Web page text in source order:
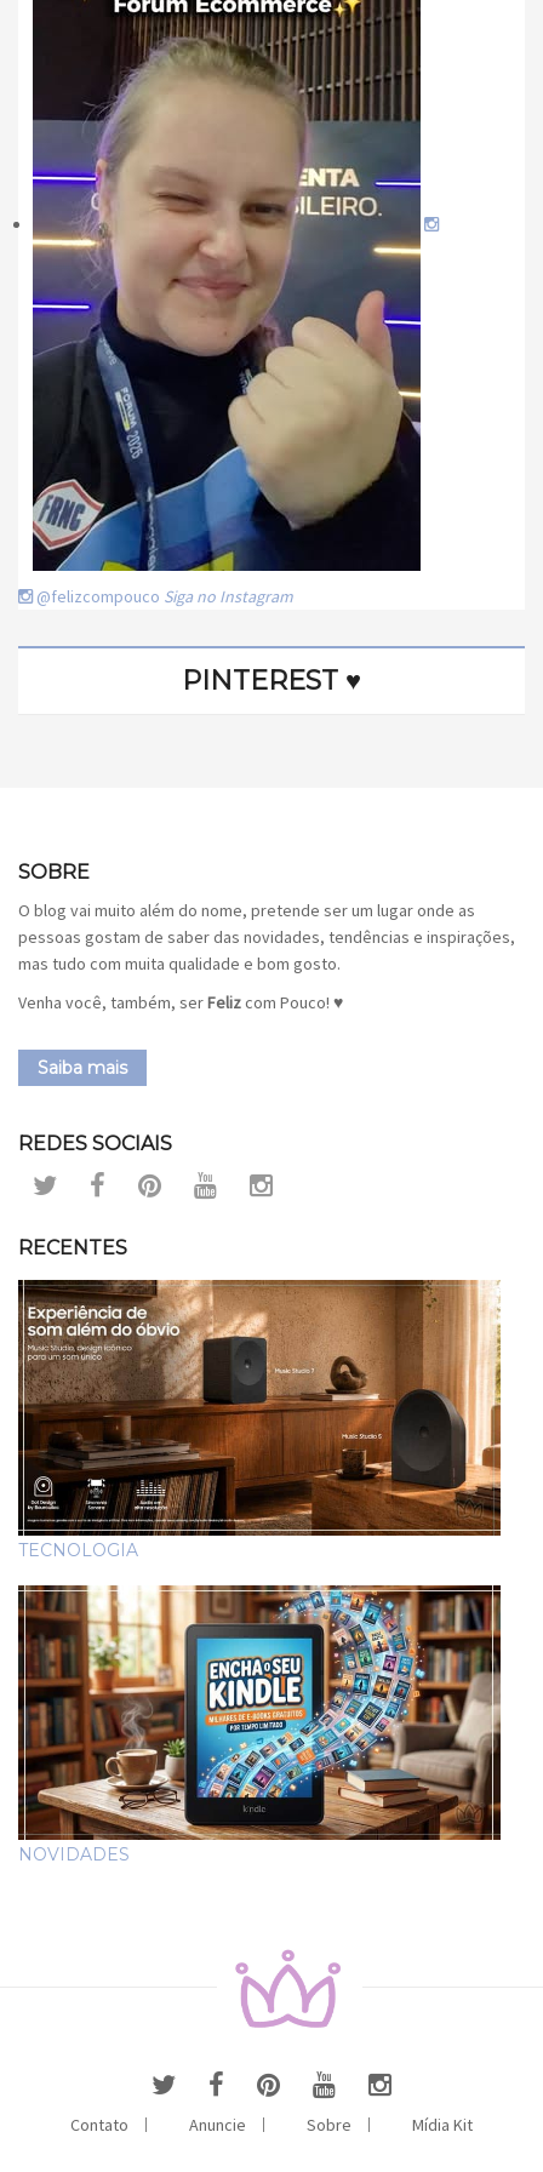
@felizcompouco Siga no Instagram
PINTEREST ♥
SOBRE
O blog vai muito além do nome, pretende ser um lugar onde as
pessoas gostam de saber das novidades, tendências e inspirações,
mas tudo com muita qualidade e bom gosto.
Venha você, também, serFelizcom Pouco! ♥
Saiba mais
REDES SOCIAIS
RECENTES
TECNOLOGIA
NOVIDADES
Contato Anuncie Sobre Mídia Kit